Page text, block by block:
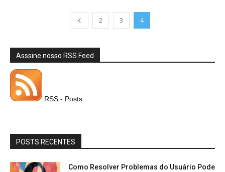
2 3 4
Asssine nosso RSS Feed
RSS - Posts
POSTS RECENTES
Como Resolver Problemas do Usuário Pode